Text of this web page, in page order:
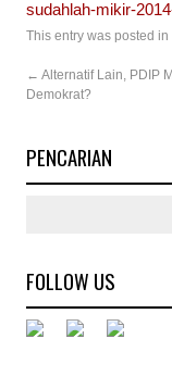
sudahlah-mikir-
This entry was posted in
← Alternatif Lain, PDIP
Demokrat?
PENCARIAN
FOLLOW US